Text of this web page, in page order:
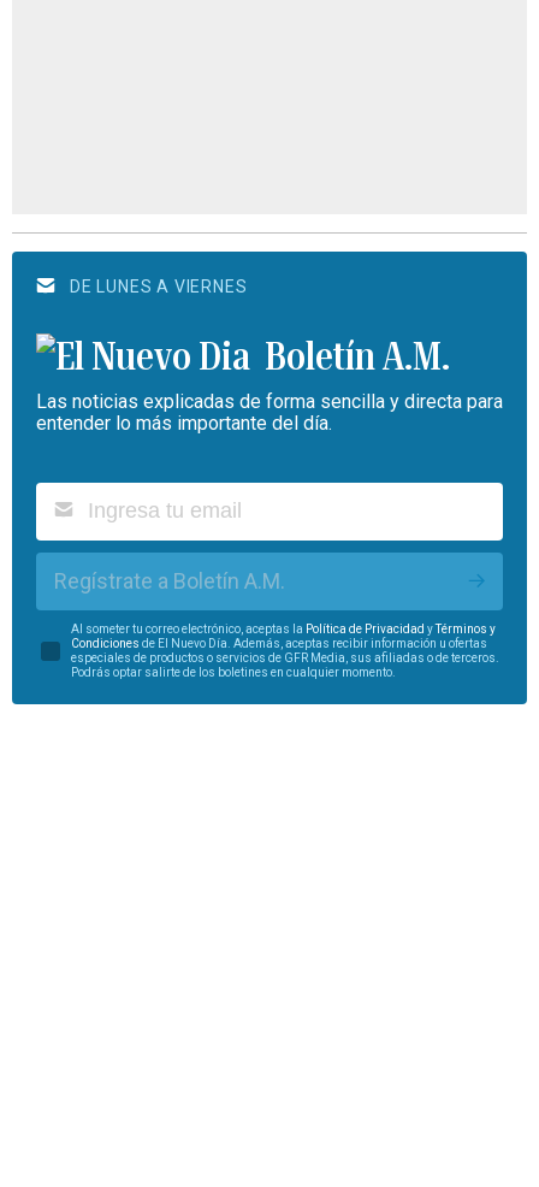
DE LUNES A VIERNES
Boletín A.M.
Las noticias explicadas de forma sencilla y directa para
entender lo más importante del día.
Regístrate a Boletín A.M.
Al someter tu correo electrónico, aceptas la Política de Privacidad yTérminos y
Condiciones de El Nuevo Día. Además, aceptas recibir información u ofertas
especiales de productos o servicios de GFR Media, sus afiliadas o de terceros.
Podrás optar salirte de los boletines en cualquier momento.